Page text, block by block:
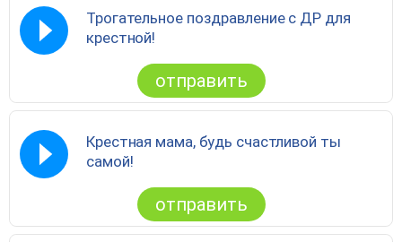
Трогательное поздравление с ДР для
крестной!
отправить
Крестная мама, будь счастливой ты
самой!
отправить